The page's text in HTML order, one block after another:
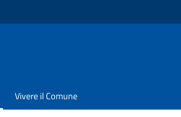
Vivere il Comune